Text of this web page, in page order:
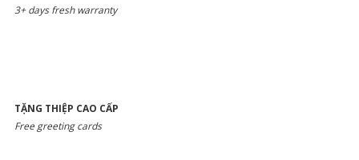
3+ days fresh warranty
TẶNG THIỆP CAO CẤP
Free greeting cards